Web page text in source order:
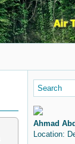
Ahmad
Location: